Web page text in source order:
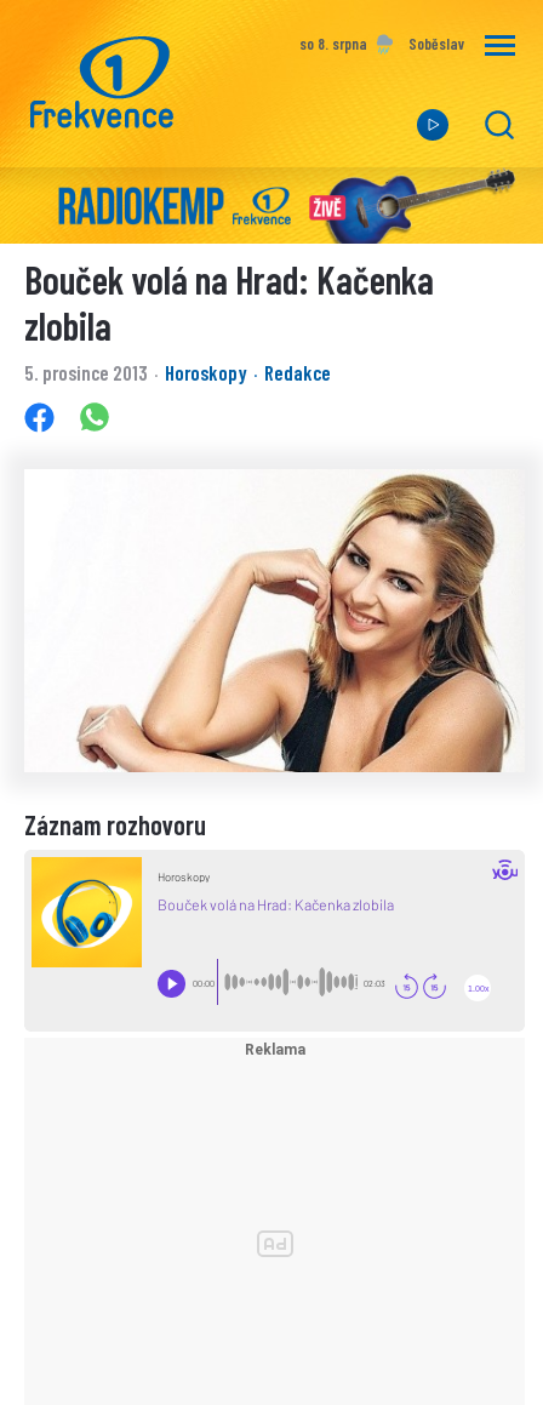
so 8. srpna Soběslav
Bouček volá na Hrad: Kačenka
zlobila
5. prosince 2013 · Horoskopy · Redakce
Záznam rozhovoru